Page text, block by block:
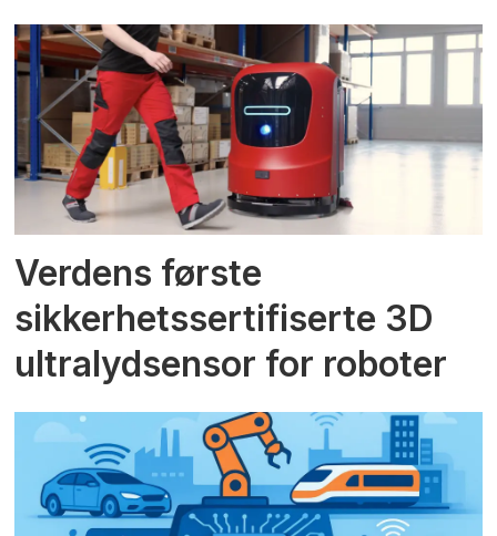
Verdens første
sikkerhetssertifiserte 3D
ultralydsensor for roboter